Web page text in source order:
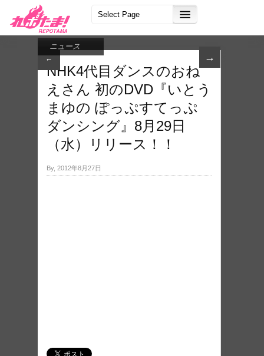
← →
ニュース
NHK4代目ダンスのおね
えさん 初のDVD『いとう
まゆの ぽっぷすてっぷ
ダンシング』8月29日
（水）リリース！！
By, 2012年8月27日